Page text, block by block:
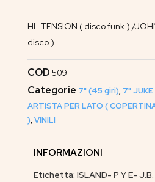
HI- TENSION ( disco funk ) /
disco )
COD 509
Categorie 7" (45 giri), 7" JUKE
ARTISTA PER LATO (
),VINILI
INFORMAZIONI
Etichetta: ISLAND- P Y E- J.B.